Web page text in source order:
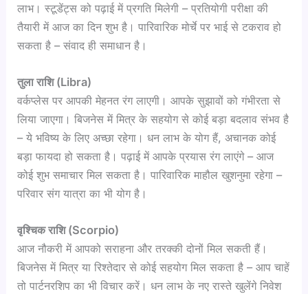
लाभ। स्टूडेंट्स को पढ़ाई में प्रगति मिलेगी – प्रतियोगी परीक्षा की
तैयारी में आज का दिन शुभ है। पारिवारिक मोर्चे पर भाई से टकराव हो
सकता है – संवाद ही समाधान है।
तुला राशि (Libra)
वर्कप्लेस पर आपकी मेहनत रंग लाएगी। आपके सुझावों को गंभीरता से
लिया जाएगा। बिजनेस में मित्र के सहयोग से कोई बड़ा बदलाव संभव है
– ये भविष्य के लिए अच्छा रहेगा। धन लाभ के योग हैं, अचानक कोई
बड़ा फायदा हो सकता है। पढ़ाई में आपके प्रयास रंग लाएंगे – आज
कोई शुभ समाचार मिल सकता है। पारिवारिक माहौल खुशनुमा रहेगा –
परिवार संग यात्रा का भी योग है।
वृश्चिक राशि (Scorpio)
आज नौकरी में आपको सराहना और तरक्की दोनों मिल सकती हैं।
बिजनेस में मित्र या रिश्तेदार से कोई सहयोग मिल सकता है – आप चाहें
तो पार्टनरशिप का भी विचार करें। धन लाभ के नए रास्ते खुलेंगे निवेश